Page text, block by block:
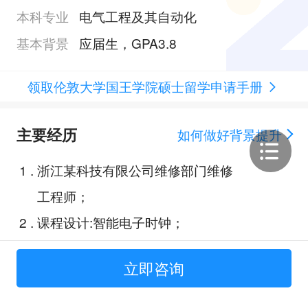
本科专业
电气工程及其自动化
基本背景
应届生，GPA3.8
领取伦敦大学国王学院硕士留学申请手册
主要经历
如何做好背景提升
1 . 浙江某科技有限公司维修部门维修
工程师；
2 . 课程设计:智能电子时钟；
3.课程设计：某逆变器控制策略设
立即咨询